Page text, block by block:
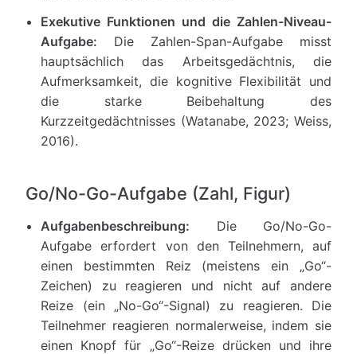
Exekutive Funktionen und die Zahlen-Niveau-
Aufgabe: Die Zahlen-Span-Aufgabe misst
hauptsächlich das Arbeitsgedächtnis, die
Aufmerksamkeit, die kognitive Flexibilität und
die starke Beibehaltung des
Kurzzeitgedächtnisses (Watanabe, 2023; Weiss,
2016).
Go/No-Go-Aufgabe (Zahl, Figur)
Aufgabenbeschreibung: Die Go/No-Go-
Aufgabe erfordert von den Teilnehmern, auf
einen bestimmten Reiz (meistens ein „Go“-
Zeichen) zu reagieren und nicht auf andere
Reize (ein „No-Go“-Signal) zu reagieren. Die
Teilnehmer reagieren normalerweise, indem sie
einen Knopf für „Go“-Reize drücken und ihre